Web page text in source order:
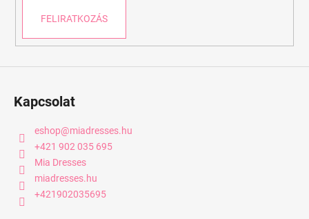
FELIRATKOZÁS
Kapcsolat
eshop@miadresses.hu
+421 902 035 695
Mia Dresses
miadresses.hu
+421902035695